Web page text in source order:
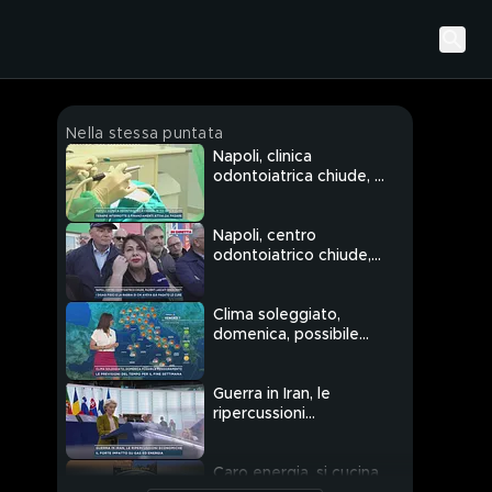
Nella stessa puntata
Napoli, clinica
odontoiatrica chiude, in
Napoli, centro
odontoiatrico chiude,
Clima soleggiato,
domenica, possibile
Guerra in Iran, le
ripercussioni
Caro energia, si cucina